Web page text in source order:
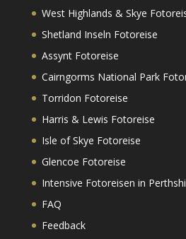
West Highlands & Skye
Shetland Inseln Fotoreise
Assynt Fotoreise
Cairngorms National Park
Torridon Fotoreise
Harris & Lewis Fotoreise
Isle of Skye Fotoreise
Glencoe Fotoreise
Intensive Fotoreisen in
FAQ
Feedback